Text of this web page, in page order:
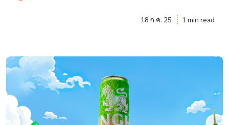
18 ก.ค. 25 1 min read